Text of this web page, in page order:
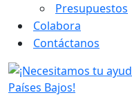
Presupuestos
Colabora
Contáctanos